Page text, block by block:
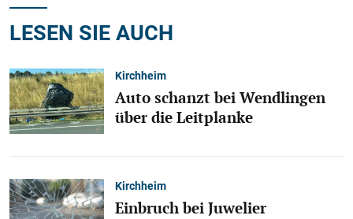
LESEN SIE AUCH
Kirchheim
Auto schanzt bei Wendlingen
über die Leitplanke
Kirchheim
Einbruch bei Juwelier